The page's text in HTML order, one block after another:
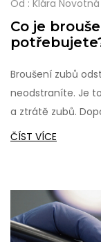
Od : Klára Novotná
Co je
Broušení zubů
neodstraníte. Je
a ztrátě zubů.
častěji.
ČÍST VÍCE